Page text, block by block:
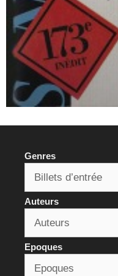
Genres
Auteurs
Epoques